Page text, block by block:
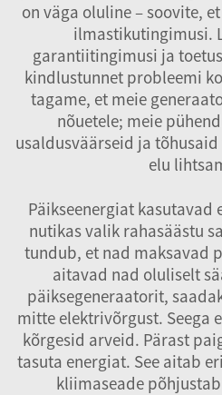
on väga oluline – soovite,
ilmastikutingimusi.
garantiitingimusi ja
kindlustunnet probleemi
tagame, et meie
nõuetele; meie
usaldusväärseid ja
elu
Päikseenergiat
nutikas valik rahasäästu
tundub, et nad maksavad
aitavad nad oluliselt
päiksegeneraatorit,
mitte elektrivõrgust. Seega
kõrgesid arveid. Pärast
tasuta energiat. See aitab
kliimaseade